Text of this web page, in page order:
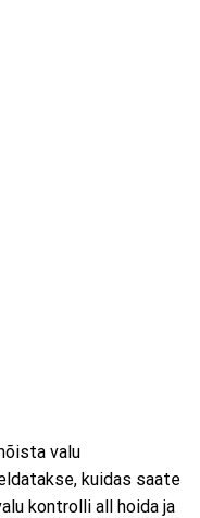
valu
kuidas saate
kontrolli all hoida ja